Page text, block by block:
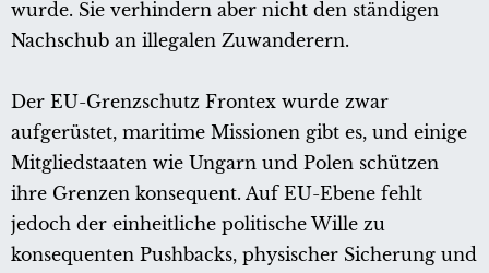
wurde. Sie verhindern aber nicht den ständigen
Nachschub an illegalen Zuwanderern.
Der EU-Grenzschutz Frontex wurde zwar
aufgerüstet, maritime Missionen gibt es, und einige
Mitgliedstaaten wie Ungarn und Polen schützen
ihre Grenzen konsequent. Auf EU-Ebene fehlt
jedoch der einheitliche politische Wille zu
konsequenten Pushbacks, physischer Sicherung und